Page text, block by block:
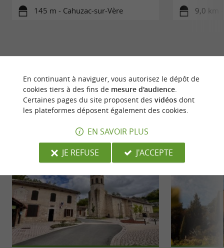
145 m - Cahuzac-sur-Vère 9,0 km
À DÉCOUVRIRAUX ALENTOURS
Découvrir Se loger Se restaurer
En continuant à naviguer, vous autorisez le dépôt de
cookies tiers à des fins de mesure d'audience.
Certaines pages du site proposent des vidéosdont
les plateformes déposent également des cookies.
EN SAVOIR PLUS
JE REFUSE
J'ACCEPTE